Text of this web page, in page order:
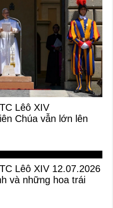
Lêô XIV
Chúa vẫn lớn lên
Lêô XIV 12.07.2026
và những hoa trái